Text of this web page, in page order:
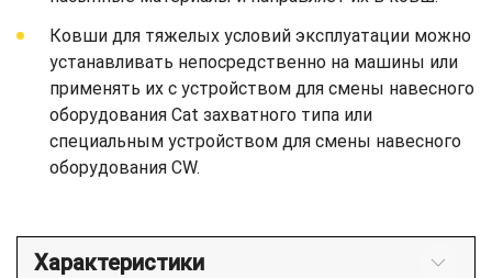
Ковши для тяжелых условий эксплуатации можно
устанавливать непосредственно на машины или
применять их с устройством для смены навесного
оборудования Cat захватного типа или
специальным устройством для смены навесного
оборудования CW.
Характеристики